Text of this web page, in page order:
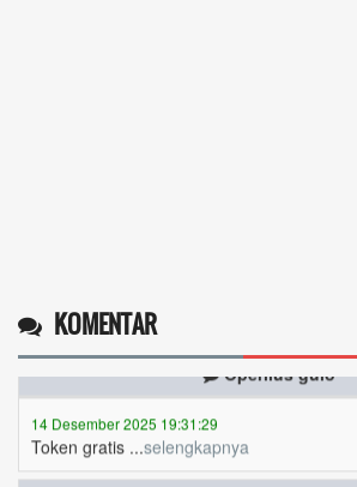
KOMENTAR
14 Desember 2025 19:31:29
Token gratis ...selengkapnya
Nuripah